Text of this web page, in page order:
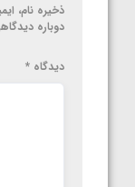
ذخیره نام،
دوباره
دیدگاه *